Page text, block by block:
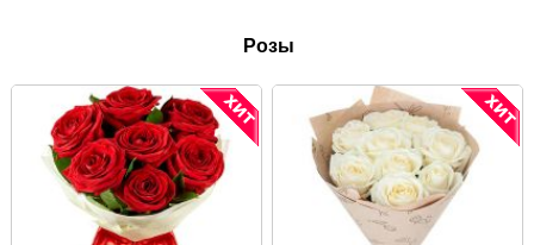
Розы